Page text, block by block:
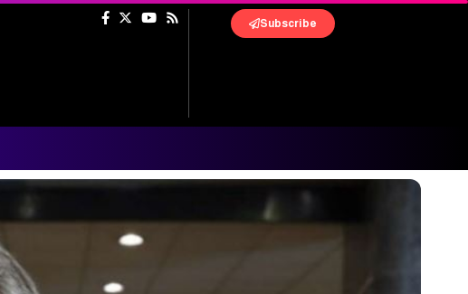
Subscribe